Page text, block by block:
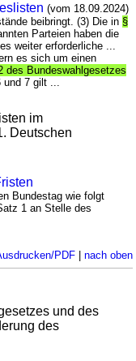
(vom 18.09.2024)
beibringt. (3) Die in §
Parteien haben die
weiter erforderliche ...
es sich um einen
des Bundeswahlgesetzes
und 7 gilt ...
im
Deutschen
Bundestag wie folgt
1 an Stelle des
PDF| nach oben
und des
des